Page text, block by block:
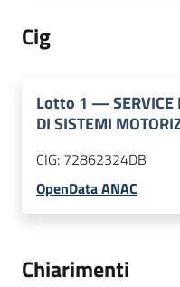
Cig
Lotto 1 —
DI SISTEMI
CIG: 72862324DB
OpenData ANAC
Chiarimenti